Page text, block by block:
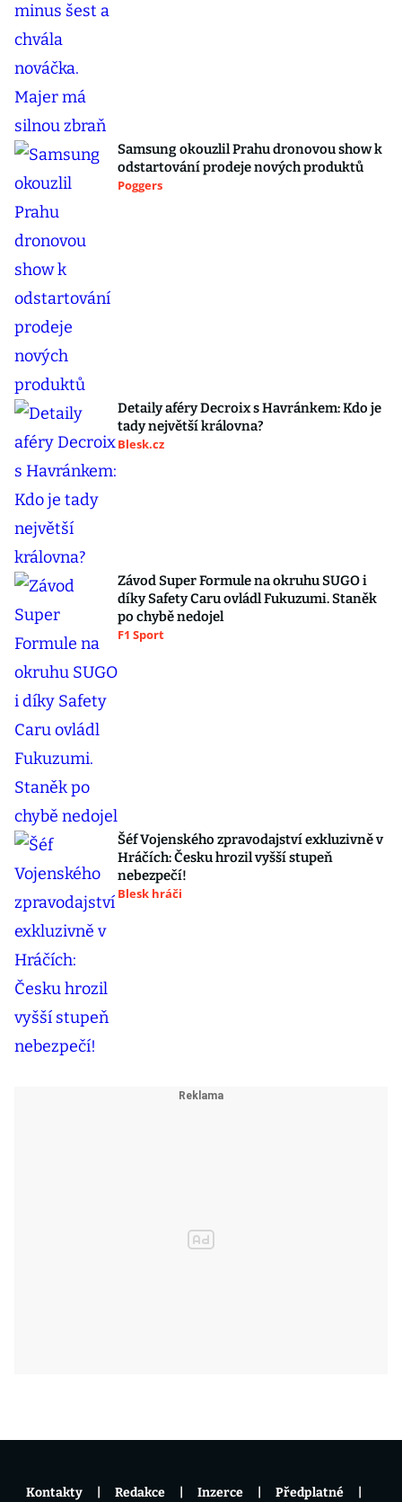
Samsung okouzlil Prahu dronovou show k
odstartování prodeje nových produktů
Poggers
Detaily aféry Decroix s Havránkem: Kdo je
tady největší královna?
Blesk.cz
Závod Super Formule na okruhu SUGO i
díky Safety Caru ovládl Fukuzumi. Staněk
po chybě nedojel
F1 Sport
Šéf Vojenského zpravodajství exkluzivně v
Hráčích: Česku hrozil vyšší stupeň
nebezpečí!
Blesk hráči
Kontakty Redakce Inzerce Předplatné